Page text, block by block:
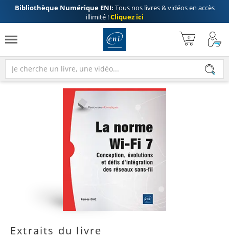
Bibliothèque Numérique ENI: Tous nos livres & vidéos en accès
illimité !Cliquez ici
Extraits du livre